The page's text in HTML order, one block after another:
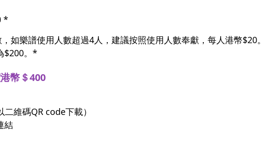
*
如樂譜使用人數超過4人，建議按照使用人數奉獻，每人港幣$20。
$200。*
幣＄400
維碼QR code下載）
結